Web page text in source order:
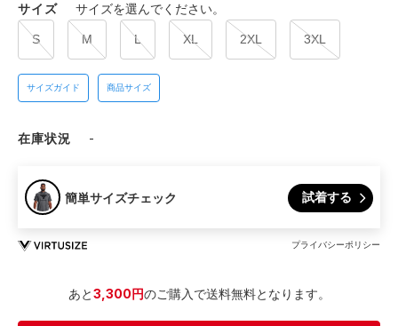
サイズ サイズを選んでください。
S M L XL 2XL 3XL
サイズガイド 商品サイズ
在庫状況 -
簡単サイズチェック 試着する
プライバシーポリシー
あと3,300円のご購入で送料無料となります。